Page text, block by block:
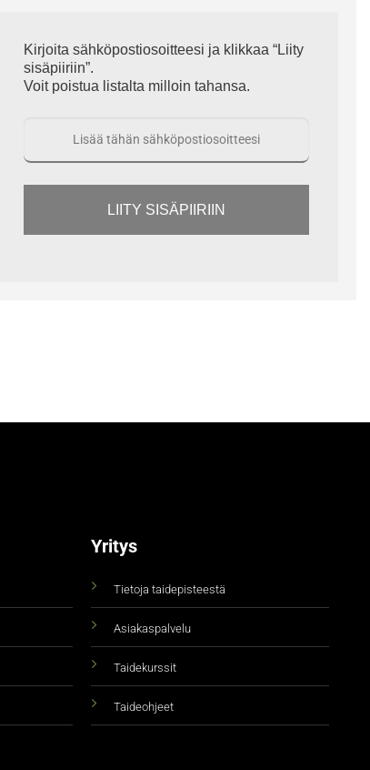
Kirjoita sähköpostiosoitteesi ja klikkaa “Liity
sisäpiiriin”.
Voit poistua listalta milloin tahansa.
LIITY SISÄPIIRIIN
Yritys
Tietoja taidepisteestä
Asiakaspalvelu
Taidekurssit
Taideohjeet